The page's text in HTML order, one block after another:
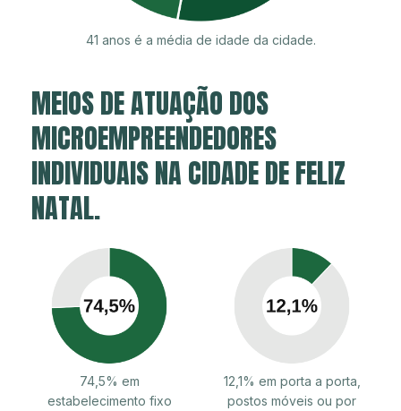
41 anos é a média de idade da cidade.
MEIOS DE ATUAÇÃO DOS
MICROEMPREENDEDORES
INDIVIDUAIS NA CIDADE DE FELIZ
NATAL.
74,5% em
estabelecimento fixo
12,1% em porta a porta,
postos móveis ou por